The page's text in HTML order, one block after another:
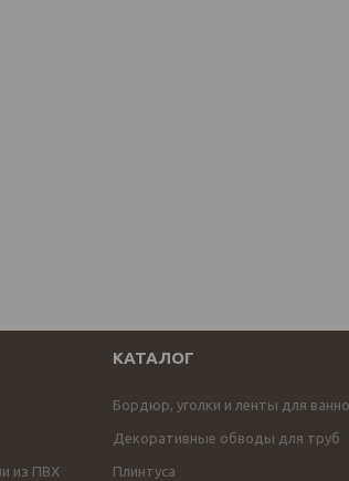
из ПВХ
КАТАЛОГ
Бордюр, уголки и ленты для
Декоративные обводы для труб
Плинтуса